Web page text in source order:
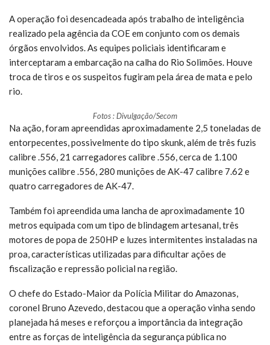
A operação foi desencadeada após trabalho de inteligência
realizado pela agência da COE em conjunto com os demais
órgãos envolvidos. As equipes policiais identificaram e
interceptaram a embarcação na calha do Rio Solimões. Houve
troca de tiros e os suspeitos fugiram pela área de mata e pelo
rio.
Fotos : Divulgação/Secom
Na ação, foram apreendidas aproximadamente 2,5 toneladas de
entorpecentes, possivelmente do tipo skunk, além de três fuzis
calibre .556, 21 carregadores calibre .556, cerca de 1.100
munições calibre .556, 280 munições de AK-47 calibre 7.62 e
quatro carregadores de AK-47.
Também foi apreendida uma lancha de aproximadamente 10
metros equipada com um tipo de blindagem artesanal, três
motores de popa de 250HP e luzes intermitentes instaladas na
proa, características utilizadas para dificultar ações de
fiscalização e repressão policial na região.
O chefe do Estado-Maior da Polícia Militar do Amazonas,
coronel Bruno Azevedo, destacou que a operação vinha sendo
planejada há meses e reforçou a importância da integração
entre as forças de inteligência da segurança pública no